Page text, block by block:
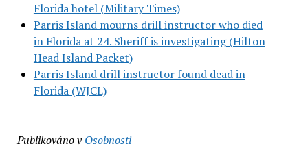
Florida hotel (Military Times)
Parris Island mourns drill instructor who died
in Florida at 24. Sheriff is investigating (Hilton
Head Island Packet)
Parris Island drill instructor found dead in
Florida (WJCL)
Publikováno v Osobnosti